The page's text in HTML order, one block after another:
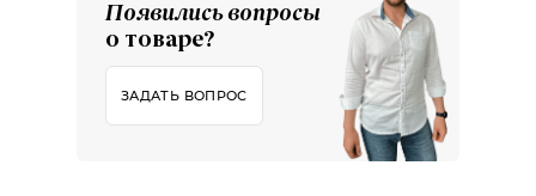
Появились вопросы
о товаре?
ЗАДАТЬ ВОПРОС